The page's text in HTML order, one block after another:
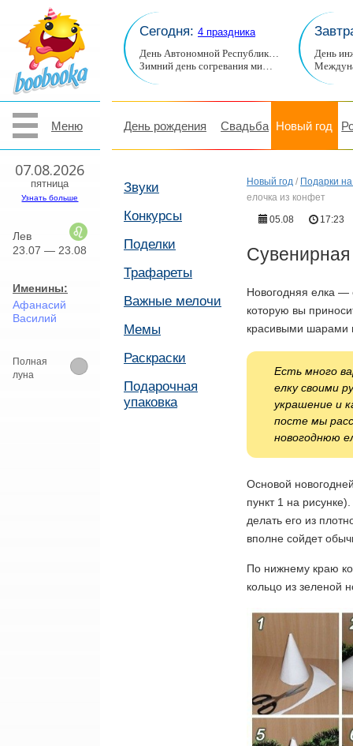
Меню
07.08.2026
пятница
Узнать больше
Лев
23.07 — 23.08
Именины:
Афанасий
Василий
Полная
луна
Сегодня: 4 праздника
День Автономной Республик…
Зимний день согревания ми…
День
День рождения Свадьба Новый год
Звуки
Конкурсы
Поделки
Трафареты
Важные мелочи
Мемы
Раскраски
Подарочная
упаковка
Новый год / Подарки
елочка из конфет
05.08
17:23
Сувенирная
Новогодняя елка —
которую вы
красивыми шарами
Есть много
елку своими
украшение и
посте мы
новогоднюю
Основой
пункт 1 на
делать его из
вполне сойдет
По нижнему краю
кольцо из зеленой